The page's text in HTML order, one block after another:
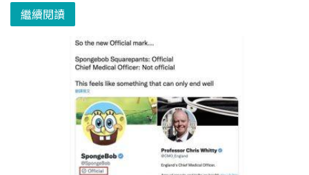
繼續閱讀